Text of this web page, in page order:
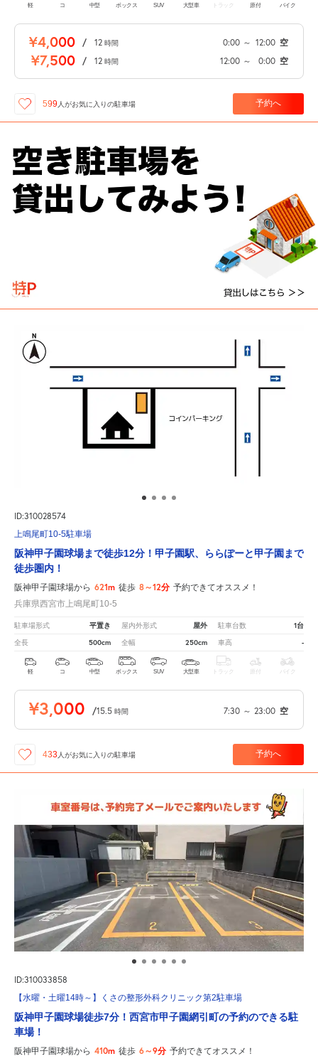
軽 コ 中型 ボックス SUV 大型車 トラック 原付 バイク
¥4,000 / 12 時間 0:00 ～ 12:00 空
¥7,500 / 12 時間 12:00 ～ 0:00 空
599 人がお気に入りの駐車場 予約へ
ID:310028574
上鳴尾町10-5駐車場
阪神甲子園球場まで徒歩12分！甲子園駅、ららぽーと甲子園まで
徒歩圏内！
阪神甲子園球場から 621m 徒歩 8～12分 予約できてオススメ！
兵庫県西宮市上鳴尾町10-5
駐車場形式 平置き 屋内外形式 屋外 駐車台数 1台
全長 500cm 全幅 250cm 車高 -
軽 コ 中型 ボックス SUV 大型車 トラック 原付 バイク
¥3,000 /15.5 時間 7:30 ～ 23:00 空
433 人がお気に入りの駐車場 予約へ
ID:310033858
【水曜・土曜14時～】くさの整形外科クリニック第2駐車場
阪神甲子園球場徒歩7分！西宮市甲子園網引町の予約のできる駐
車場！
阪神甲子園球場から 410m 徒歩 6～9分 予約できてオススメ！